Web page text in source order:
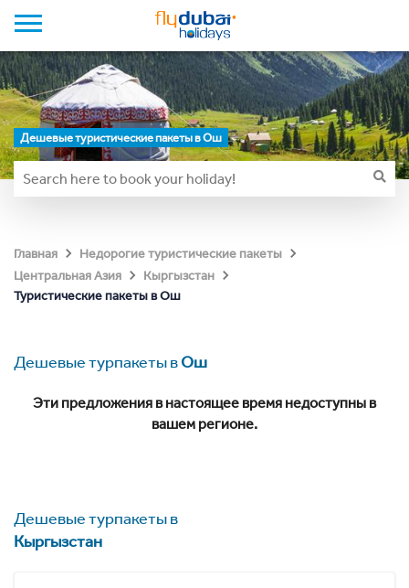
Дешевые туристические пакеты в Ош
Главная
Недорогие туристические пакеты
Центральная Азия
Кыргызстан
Туристические пакеты в Ош
Дешевые турпакеты вОш
Эти предложения в настоящее время недоступны в
вашем регионе.
Дешевые турпакеты в
Кыргызстан